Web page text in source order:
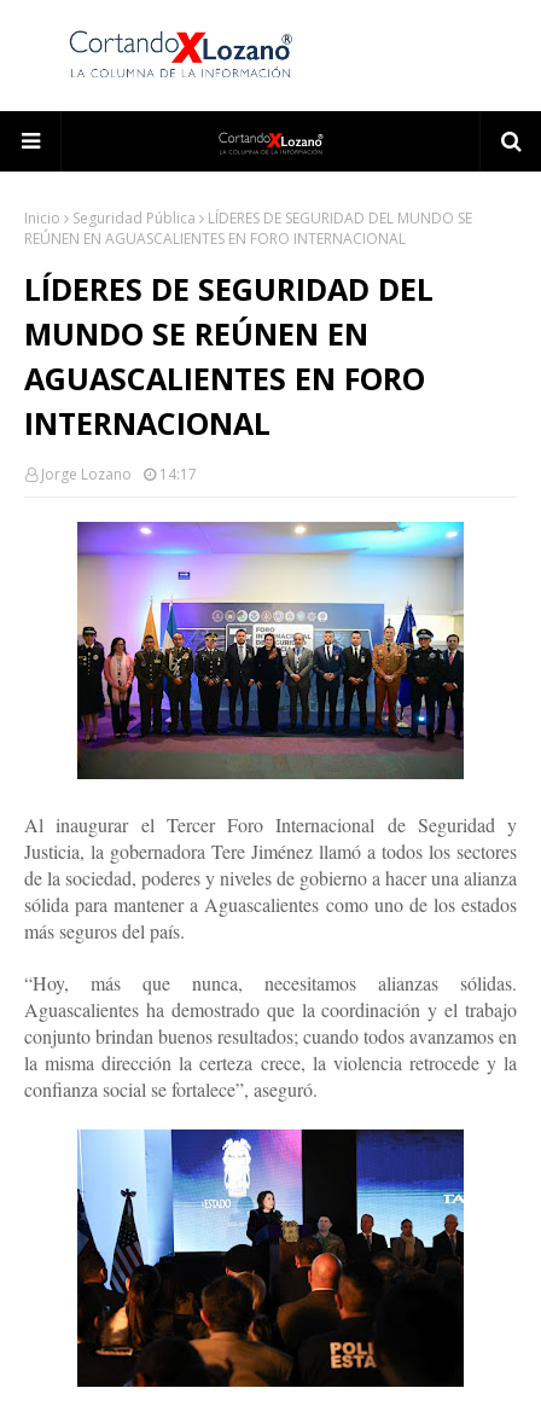
Inicio Seguridad Pública
LÍDERES DE SEGURIDAD DEL MUNDO SE
REÚNEN EN AGUASCALIENTES EN FORO INTERNACIONAL
LÍDERES DE SEGURIDAD DEL
MUNDO SE REÚNEN EN
AGUASCALIENTES EN FORO
INTERNACIONAL
Jorge Lozano 14:17
Al inaugurar el Tercer Foro Internacional de Seguridad y
Justicia, la gobernadora Tere Jiménez llamó a todos los sectores
de la sociedad, poderes y niveles de gobierno a hacer una alianza
sólida para mantener a Aguascalientes como uno de los estados
más seguros del país.
“Hoy, más que nunca, necesitamos alianzas sólidas.
Aguascalientes ha demostrado que la coordinación y el trabajo
conjunto brindan buenos resultados; cuando todos avanzamos en
la misma dirección la certeza crece, la violencia retrocede y la
confianza social se fortalece”, aseguró.